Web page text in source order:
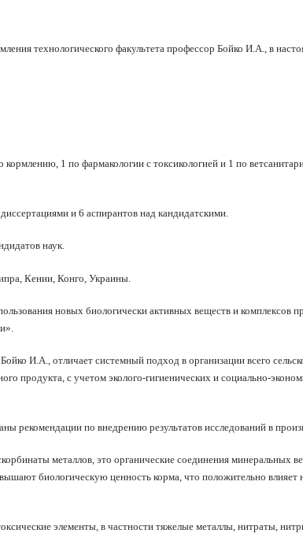
технологического факультета профессор Бойко И.А., в
1 по фармакологии с токсикологией и 1 по
и 6 аспирантов над кандидатскими.
наук.
Кении, Конго, Украины.
новых биологически активных веществ и комплексов
И.А., отличает системный подход в организации всего
продукта, с учетом эколого-гигиенических и социально-
рекомендации по внедрению результатов исследований в
металлов, это органические соединения минеральных
биологическую ценность корма, что положи­тельно влияет
элементы, в частности тяжелые металлы, нитраты,